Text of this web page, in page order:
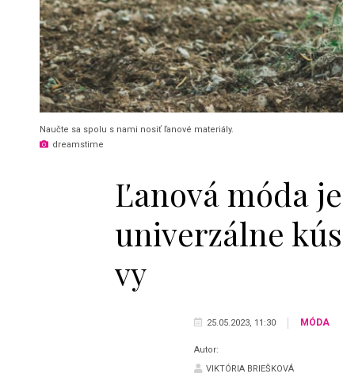
Naučte sa spolu s nami nosiť ľanové materiály.
dreamstime
Ľanová móda
univerzálne
vy
25.05.2023, 11:30 MÓDA
Autor:
VIKTÓRIA BRIEŠKOVÁ